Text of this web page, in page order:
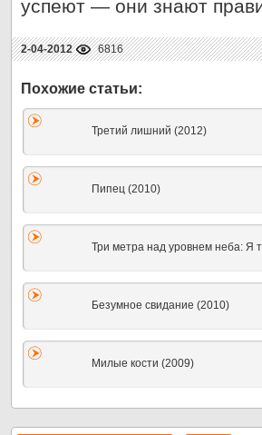
успеют — они знают
2-04-2012 6816
Третий лишний (2012)
Пипец (2010)
Три метра над уровнем неба: Я
Безумное свидание (2010)
Милые кости (2009)